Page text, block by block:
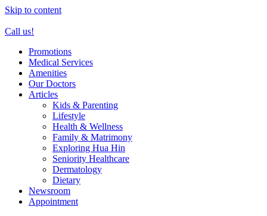
Skip to content
Call us!
Promotions
Medical Services
Amenities
Our Doctors
Articles
Kids & Parenting
Lifestyle
Health & Wellness
Family & Matrimony
Exploring Hua Hin
Seniority Healthcare
Dermatology
Dietary
Newsroom
Appointment